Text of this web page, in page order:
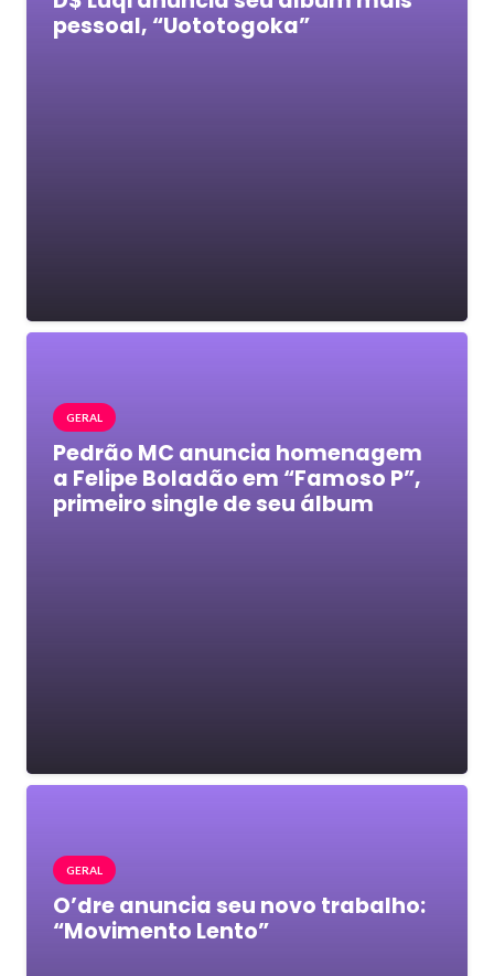
pessoal, “Uototogoka”
GERAL
Pedrão MC anuncia homenagem
a Felipe Boladão em “Famoso P”,
primeiro single de seu álbum
GERAL
O’dre anuncia seu novo trabalho:
“Movimento Lento”